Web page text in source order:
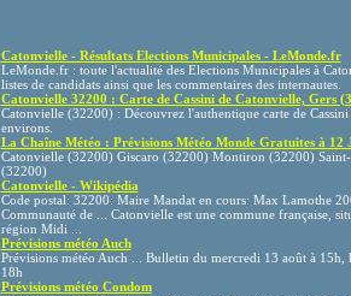
Catonvielle - Résultats Elections Municipales - LeMonde.fr
LeMonde.fr : toute l'actualité des Elections Municipales à
listes de candidats ainsi que les commentaires des internautes.
Catonvielle 32200 : Carte de Cassini de Catonvielle, Gers
Catonvielle (32200) : Découvrez l'authentique carte de
environs.
La Chaîne Météo : Prévisions Météo Monde Gratuites à 12
Catonvielle (32200) Giscaro (32200) Montiron (32200)
(32200)
Catonvielle - Wikipédia
Code postal: 32200: Maire Mandat en cours: Max Lamothe
Communauté de ... Catonvielle est une commune française,
région Midi ...
Prévisions météo Auch
Prévisions météo Auch ... Bulletin du mercredi 13 août à 15h,
18h
Prévisions météo Condom